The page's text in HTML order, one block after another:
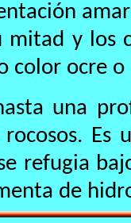
mitad y los
color ocre
una
Es
refugia
de